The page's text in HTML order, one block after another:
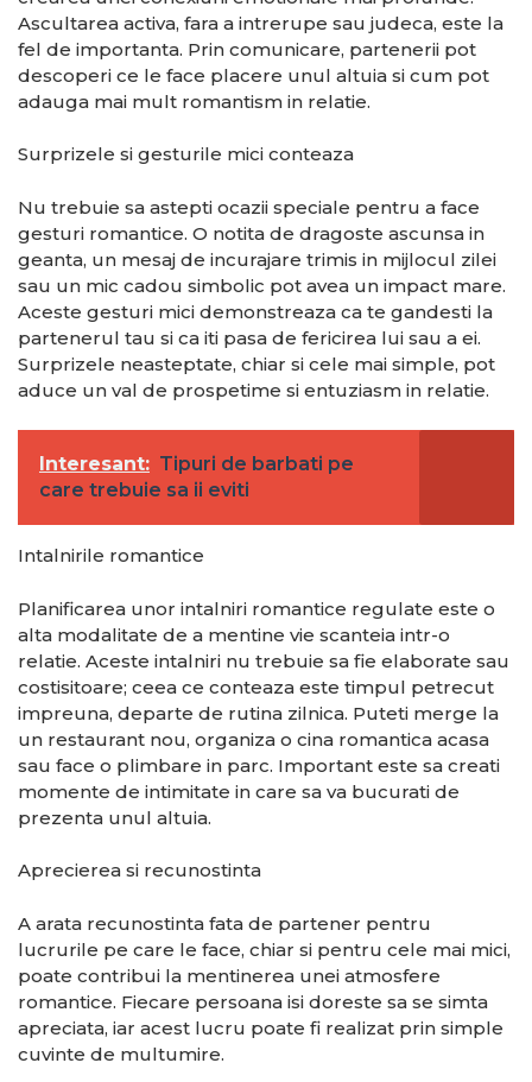
Ascultarea activa, fara a intrerupe sau judeca, este la
fel de importanta. Prin comunicare, partenerii pot
descoperi ce le face placere unul altuia si cum pot
adauga mai mult romantism in relatie.
Surprizele si gesturile mici conteaza
Nu trebuie sa astepti ocazii speciale pentru a face
gesturi romantice. O notita de dragoste ascunsa in
geanta, un mesaj de incurajare trimis in mijlocul zilei
sau un mic cadou simbolic pot avea un impact mare.
Aceste gesturi mici demonstreaza ca te gandesti la
partenerul tau si ca iti pasa de fericirea lui sau a ei.
Surprizele neasteptate, chiar si cele mai simple, pot
aduce un val de prospetime si entuziasm in relatie.
Interesant: Tipuri de barbati pe
care trebuie sa ii eviti
Intalnirile romantice
Planificarea unor intalniri romantice regulate este o
alta modalitate de a mentine vie scanteia intr-o
relatie. Aceste intalniri nu trebuie sa fie elaborate sau
costisitoare; ceea ce conteaza este timpul petrecut
impreuna, departe de rutina zilnica. Puteti merge la
un restaurant nou, organiza o cina romantica acasa
sau face o plimbare in parc. Important este sa creati
momente de intimitate in care sa va bucurati de
prezenta unul altuia.
Aprecierea si recunostinta
A arata recunostinta fata de partener pentru
lucrurile pe care le face, chiar si pentru cele mai mici,
poate contribui la mentinerea unei atmosfere
romantice. Fiecare persoana isi doreste sa se simta
apreciata, iar acest lucru poate fi realizat prin simple
cuvinte de multumire.